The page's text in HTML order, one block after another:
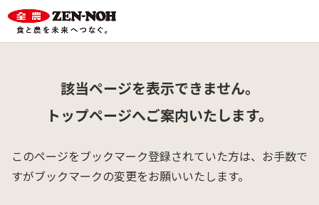
該当ページを表示できません。
トップページへご案内いたします。
このページをブックマーク登録されていた方は、 お手数で
すがブックマークの変更をお願いいたします。